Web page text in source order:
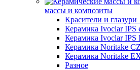
массы и композиты
Красители и
Керамика Ivoclar IPS
Керамика Ivoclar IPS
Керамика Noritake
Керамика Noritake
Разное